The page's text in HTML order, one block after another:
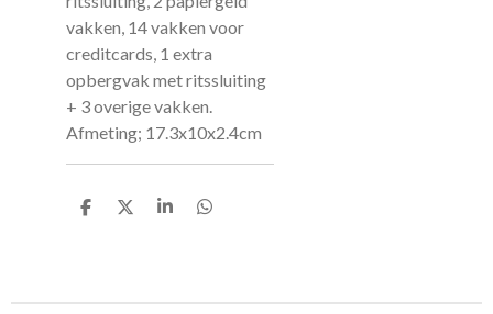
vakken, 14 vakken voor
creditcards, 1 extra
opbergvak met ritssluiting
+ 3 overige vakken.
Afmeting; 17.3x10x2.4cm
D
D
S
D